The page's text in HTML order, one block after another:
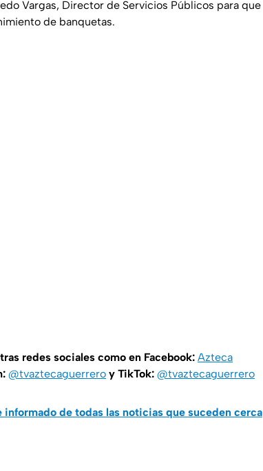
Vargas, Director de Servicios Públicos para que
de banquetas.
redes sociales como en Facebook: Azteca
@tvaztecaguerrero y TikTok: @tvaztecaguerrero
de todas las noticias que suceden cerca